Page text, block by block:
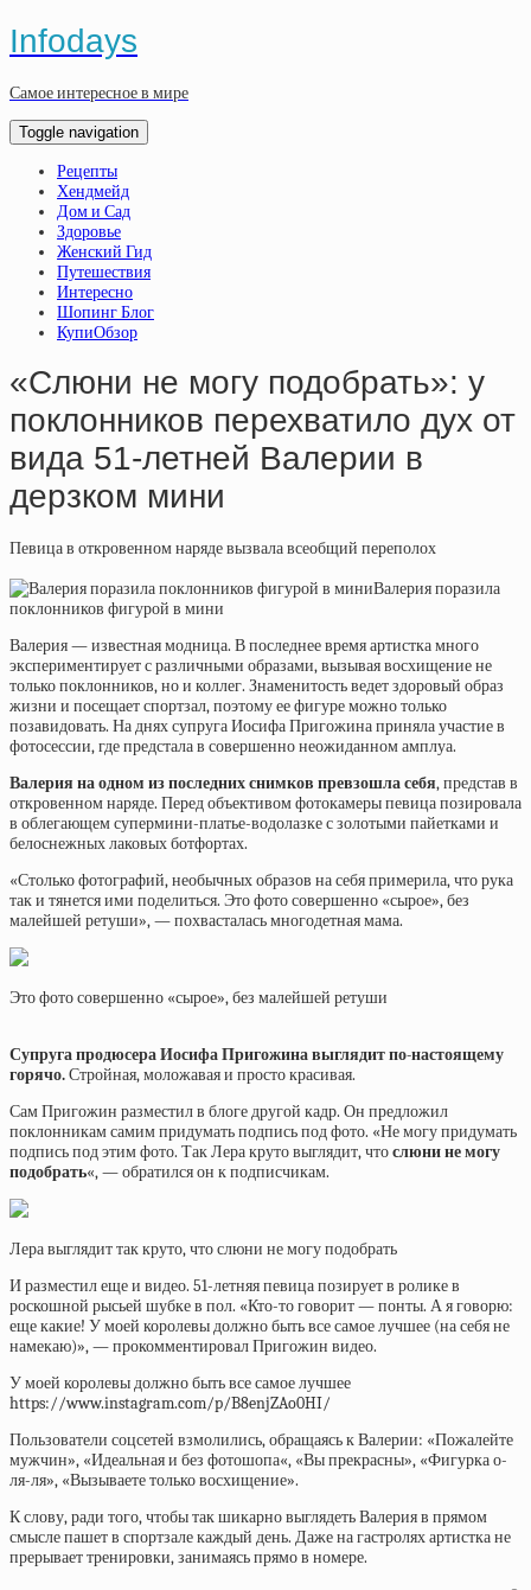
Infodays
Самое интересное в мире
Toggle navigation
Рецепты
Хендмейд
Дом и Сад
Здоровье
Женский Гид
Путешествия
Интересно
Шопинг Блог
КупиОбзор
«Слюни не могу подобрать»: у
поклонников перехватило дух от
вида 51-летней Валерии в
дерзком мини
Певица в откровенном наряде вызвала всеобщий переполох
Валерия поразила
поклонников фигурой в мини
Валерия — известная модница. В последнее время артистка много
экспериментирует с различными образами, вызывая восхищение не
только поклонников, но и коллег. Знаменитость ведет здоровый образ
жизни и посещает спортзал, поэтому ее фигуре можно только
позавидовать. На днях супруга ИосифаПригожинаприняла участие в
фотосессии, где предстала в совершенно неожиданном амплуа.
Валерия на одном из последних снимков превзошла себя, представ в
откровенном наряде. Перед объективом фотокамеры певица позировала
в облегающем супермини-платье-водолазке с золотыми пайетками и
белоснежных лаковых ботфортах.
«Столько фотографий, необычных образов на себя примерила, что рука
так и тянется ими поделиться. Это фото совершенно «сырое», без
малейшей ретуши», — похвасталась многодетная мама.
Это фото совершенно «сырое», без малейшей ретуши
Супруга продюсера Иосифа Пригожина выглядит по-настоящему
горячо.Стройная, моложавая и просто красивая.
Сам Пригожин разместил в блоге другой кадр. Он предложил
поклонникам самим придумать подпись под фото. «Не могу придумать
подпись под этим фото. Так Лера круто выглядит, чтослюни не могу
подобрать«, — обратился он к подписчикам.
Лера выглядит так круто, что слюни не могу подобрать
И разместил еще и видео. 51-летняя певица позирует в ролике в
роскошной рысьей шубке в пол. «Кто-то говорит —понты. А я говорю:
еще какие! У моей королевы должно быть все самое лучшее (на себя не
намекаю)», — прокомментировал Пригожин видео.
У моей королевы должно быть все самое лучшее
https://www.instagram.com/p/B8enjZAo0HI/
Пользователи соцсетей взмолились, обращаясь к Валерии: «Пожалейте
мужчин», «Идеальная и без фотошопа«, «Вы прекрасны», «Фигурка о-
ля-ля», «Вызываете только восхищение».
К слову, ради того, чтобы так шикарно выглядеть Валерия в прямом
смысле пашет в спортзале каждый день. Даже на гастролях артистка не
прерывает тренировки, занимаясь прямо в номере.